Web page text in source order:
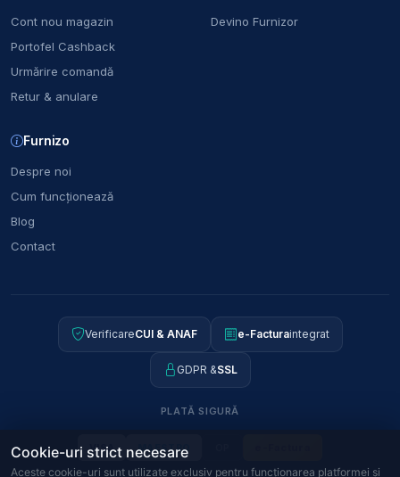
Cont nou magazin
Portofel Cashback
Urmărire comandă
Retur & anulare
Devino Furnizor
Furnizo
Despre noi
Cum funcționează
Blog
Contact
VerificareCUI & ANAF e-Facturaintegrat
GDPR &SSL
PLATĂ SIGURĂ
VISA MAESTRO
Cookie-uri strict necesare
Aceste cookie-uri sunt utilizate exclusiv pentru funcționarea platformei și